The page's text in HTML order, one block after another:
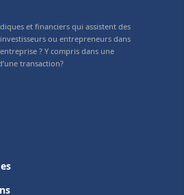
et financiers qui assistent des
ou entrepreneurs dans
? Y compris dans une
transaction?